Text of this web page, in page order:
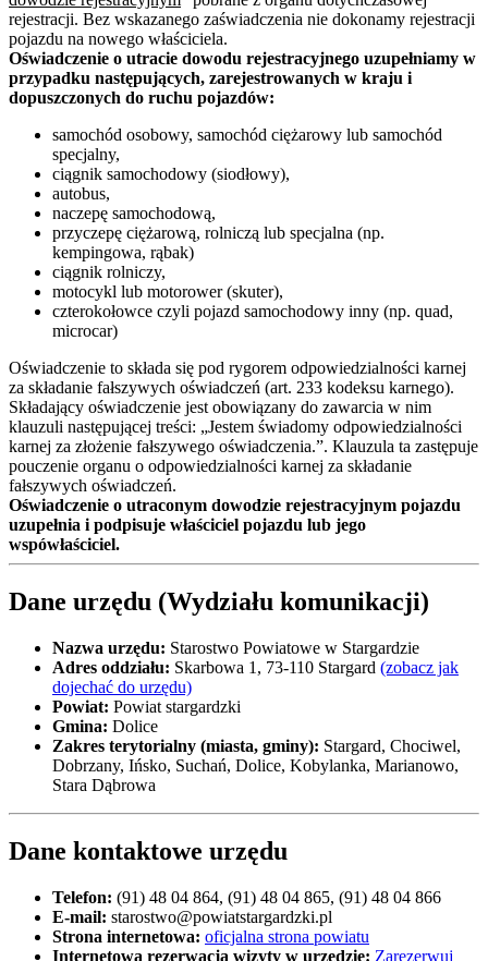
rejestracji. Bez wskazanego zaświadczenia nie dokonamy rejestracji
pojazdu na nowego właściciela.
Oświadczenie o utracie dowodu rejestracyjnego uzupełniamy w
przypadku następujących, zarejestrowanych w kraju i
dopuszczonych do ruchu pojazdów:
samochód osobowy, samochód ciężarowy lub samochód
specjalny,
ciągnik samochodowy (siodłowy),
autobus,
naczepę samochodową,
przyczepę ciężarową, rolniczą lub specjalna (np.
kempingowa, rąbak)
ciągnik rolniczy,
motocykl lub motorower (skuter),
czterokołowce czyli pojazd samochodowy inny (np. quad,
microcar)
Oświadczenie to składa się pod rygorem odpowiedzialności karnej
za składanie fałszywych oświadczeń (art. 233 kodeksu karnego).
Składający oświadczenie jest obowiązany do zawarcia w nim
klauzuli następującej treści: „Jestem świadomy odpowiedzialności
karnej za złożenie fałszywego oświadczenia.”. Klauzula ta zastępuje
pouczenie organu o odpowiedzialności karnej za składanie
fałszywych oświadczeń.
Oświadczenie o utraconym dowodzie rejestracyjnym pojazdu
uzupełnia i podpisuje właściciel pojazdu lub jego
wspówłaściciel.
Dane urzędu (Wydziału komunikacji)
Nazwa urzędu: Starostwo Powiatowe w Stargardzie
Adres oddziału: Skarbowa 1, 73-110 Stargard (zobacz jak
dojechać do urzędu)
Powiat: Powiat stargardzki
Gmina: Dolice
Zakres terytorialny (miasta, gminy): Stargard, Chociwel,
Dobrzany, Ińsko, Suchań, Dolice, Kobylanka, Marianowo,
Stara Dąbrowa
Dane kontaktowe urzędu
Telefon: (91) 48 04 864, (91) 48 04 865, (91) 48 04 866
E-mail: starostwo@powiatstargardzki.pl
Strona internetowa: oficjalna strona powiatu
Internetowa rezerwacja wizyty w urzędzie: Zarezerwuj